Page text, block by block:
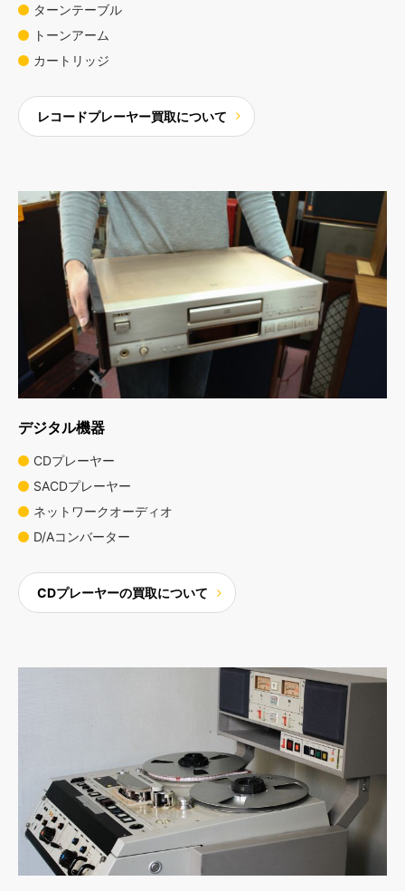
ターンテーブル
トーンアーム
カートリッジ
レコードプレーヤー買取について
デジタル機器
CDプレーヤー
SACDプレーヤー
ネットワークオーディオ
D/Aコンバーター
CDプレーヤーの買取について